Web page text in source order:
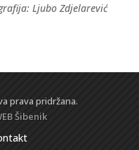
Ljubo Zdjelarević
prava pridržana.
Šibenik